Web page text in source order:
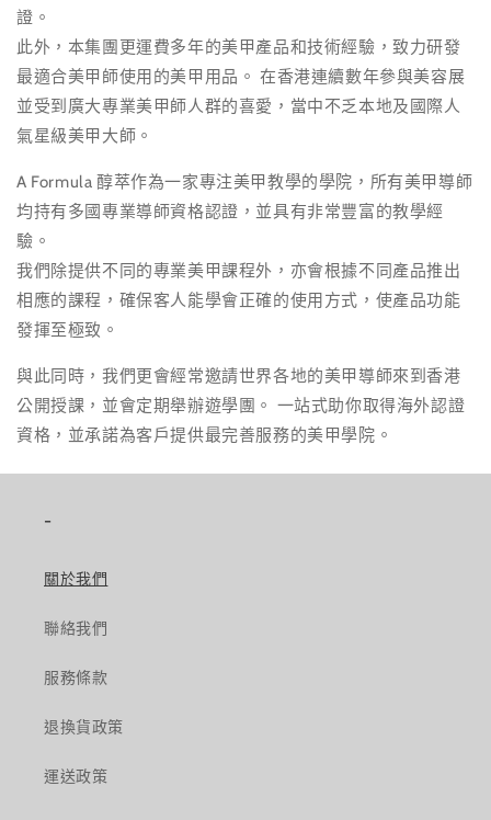
證。
此外，本集團更運費多年的美甲產品和技術經驗，致力研發
最適合美甲師使用的美甲用品。 在香港連續數年參與美容展
並受到廣大專業美甲師人群的喜愛，當中不乏本地及國際人
氣星級美甲大師。
A Formula 醇萃作為一家專注美甲教學的學院，所有美甲導師
均持有多國專業導師資格認證，並具有非常豐富的教學經
驗。
我們除提供不同的專業美甲課程外，亦會根據不同產品推出
相應的課程，確保客人能學會正確的使用方式，使產品功能
發揮至極致。
與此同時，我們更會經常邀請世界各地的美甲導師來到香港
公開授課，並會定期舉辦遊學團。 一站式助你取得海外認證
資格，並承諾為客戶提供最完善服務的美甲學院。
-
關於我們
聯絡我們
服務條款
退換貨政策
運送政策